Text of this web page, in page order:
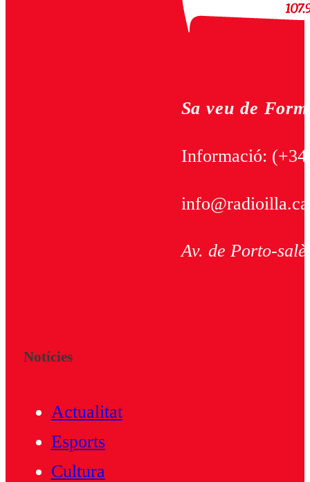
Sa veu de
Informació:
Av. de Porto-
Notícies
Actualitat
Esports
Cultura